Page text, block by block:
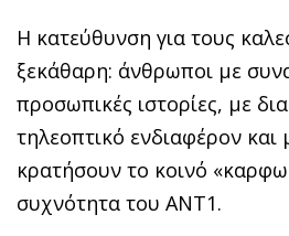
Η κατεύθυνση για τους
ξεκάθαρη: άνθρωποι με
προσωπικές ιστορίες, με
τηλεοπτικό ενδιαφέρον
κρατήσουν το κοινό
συχνότητα του ΑΝΤ1.